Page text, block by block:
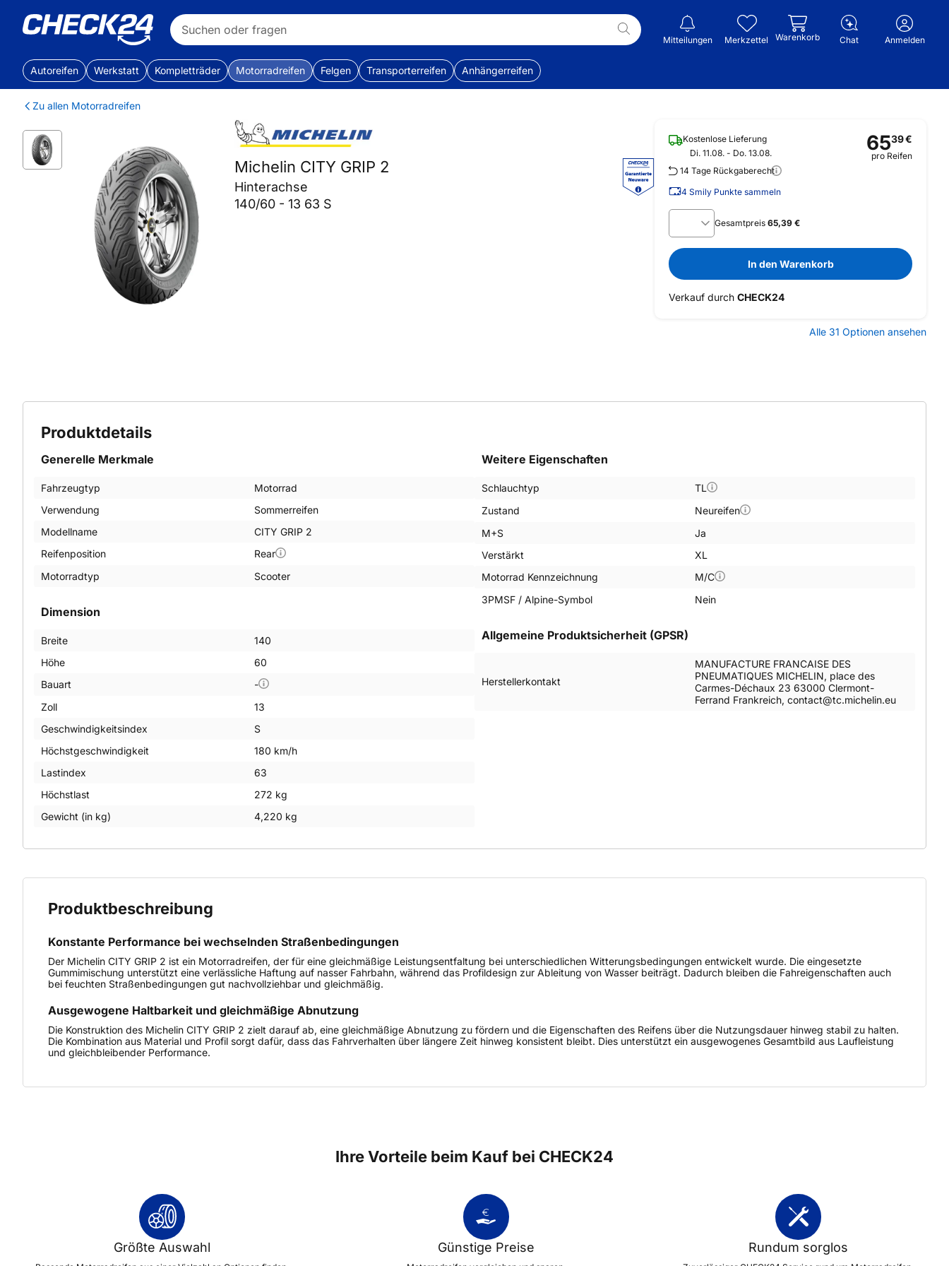
Mitteilungen Merkzettel Warenkorb Chat Anmelden
Autoreifen Werkstatt Kompletträder Motorradreifen Felgen Transporterreifen Anhängerreifen
Zu allen Motorradreifen
Michelin CITY GRIP 2
Hinterachse
140/60 - 13 63 S
Kostenlose Lieferung
Di. 11.08. - Do. 13.08.
14 Tage Rückgaberecht
4 Smily Punkte sammeln
6539€
pro Reifen
Gesamtpreis 65,39 €
In den Warenkorb
Verkauf durch CHECK24
Alle 31 Optionen ansehen
Produktdetails
Dimension
Breite
140
Höhe
60
Bauart
-
Zoll
13
Geschwindigkeitsindex
S
Höchstgeschwindigkeit
180 km/h
Lastindex
63
Höchstlast
272 kg
Gewicht (in kg)
4,220 kg
Generelle Merkmale
Fahrzeugtyp
Motorrad
Verwendung
Sommerreifen
Modellname
CITY GRIP 2
Reifenposition
Rear
Motorradtyp
Scooter
Weitere Eigenschaften
Schlauchtyp
TL
Zustand
Neureifen
M+S
Ja
Verstärkt
XL
Motorrad Kennzeichnung
M/C
3PMSF / Alpine-Symbol
Nein
Allgemeine Produktsicherheit (GPSR)
Herstellerkontakt
MANUFACTURE FRANCAISE DES
PNEUMATIQUES MICHELIN, place des
Carmes-Déchaux 23 63000 Clermont-
Ferrand Frankreich, contact@tc.michelin.eu
Produktbeschreibung
Konstante Performance bei wechselnden Straßenbedingungen
Der Michelin CITY GRIP 2 ist ein Motorradreifen, der für eine gleichmäßige Leistungsentfaltung bei unterschiedlichen Witterungsbedingungen entwickelt wurde. Die eingesetzte
Gummimischung unterstützt eine verlässliche Haftung auf nasser Fahrbahn, während das Profildesign zur Ableitung von Wasser beiträgt. Dadurch bleiben die Fahreigenschaften auch
bei feuchten Straßenbedingungen gut nachvollziehbar und gleichmäßig.
Ausgewogene Haltbarkeit und gleichmäßige Abnutzung
Die Konstruktion des Michelin CITY GRIP 2 zielt darauf ab, eine gleichmäßige Abnutzung zu fördern und die Eigenschaften des Reifens über die Nutzungsdauer hinweg stabil zu halten.
Die Kombination aus Material und Profil sorgt dafür, dass das Fahrverhalten über längere Zeit hinweg konsistent bleibt. Dies unterstützt ein ausgewogenes Gesamtbild aus Laufleistung
und gleichbleibender Performance.
Ihre Vorteile beim Kauf bei CHECK24
Größte Auswahl Günstige Preise Rundum sorglos